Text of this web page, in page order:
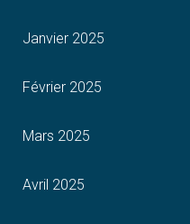
électronique
Janvier 2025
Février 2025
Mars 2025
Avril 2025